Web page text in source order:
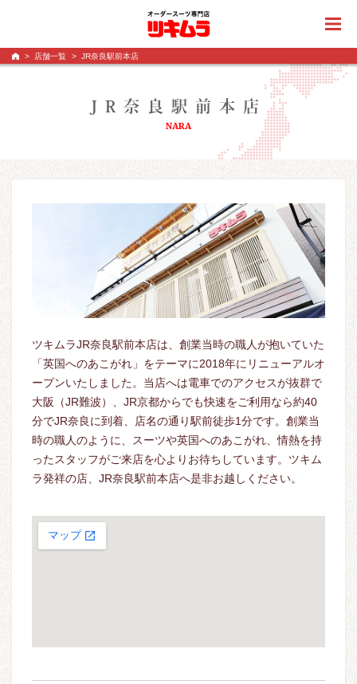
> 店舗一覧 > JR奈良駅前本店
JR奈良駅前本店
NARA
ツキムラJR奈良駅前本店は、創業当時の職人が抱いていた
「英国へのあこがれ」をテーマに2018年にリニューアルオ
ープンいたしました。当店へは電車でのアクセスが抜群で
大阪（JR難波）、JR京都からでも快速をご利用なら約40
分でJR奈良に到着、店名の通り駅前徒歩1分です。創業当
時の職人のように、スーツや英国へのあこがれ、情熱を持
ったスタッフがご来店を心よりお待ちしています。ツキム
ラ発祥の店、JR奈良駅前本店へ是非お越しください。